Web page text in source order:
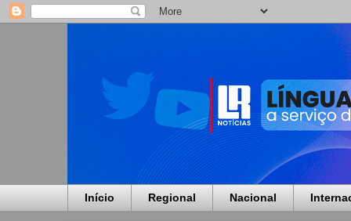
Início Regional Nacional